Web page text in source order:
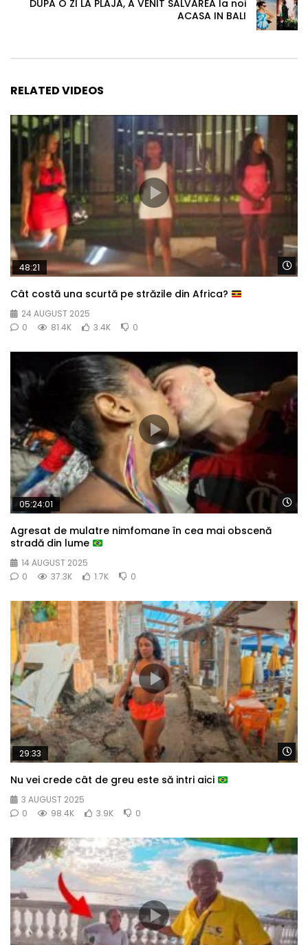
DUPA O ZI LA PLAJA, A VENIT SALVAREA la noi
ACASA IN BALI
RELATED VIDEOS
48:21
Cât costă una scurtă pe străzile din Africa?
24 AUGUST 2025
0
81.4K 3.4K 0
05:24:01
Agresat de mulatre nimfomane în cea mai obscenă
stradă din lume
14 AUGUST 2025
0
37.3K 1.7K 0
29:33
Nu vei crede cât de greu este să intri aici
3 AUGUST 2025
0
98.4K 3.9K 0